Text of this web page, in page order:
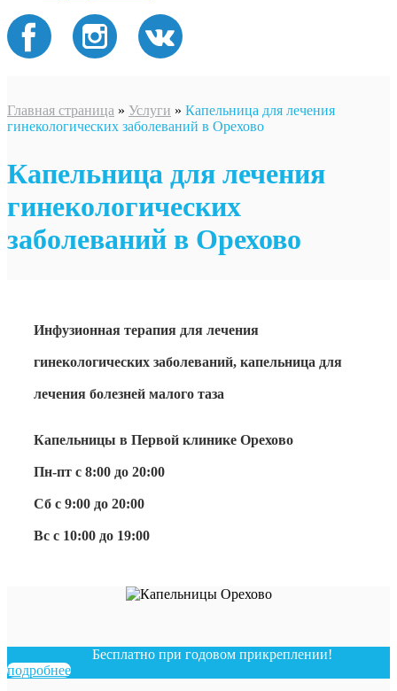
Главная страница » Услуги » Капельница для лечения
гинекологических заболеваний в Орехово
Капельница для лечения
гинекологических
заболеваний в Орехово
Инфузионная терапия для лечения
гинекологических заболеваний, капельница для
лечения болезней малого таза
Капельницы в Первой клинике Орехово
Пн-пт с 8:00 до 20:00
Сб с 9:00 до 20:00
Вс с 10:00 до 19:00
Бесплатно при годовом прикреплении!
подробнее